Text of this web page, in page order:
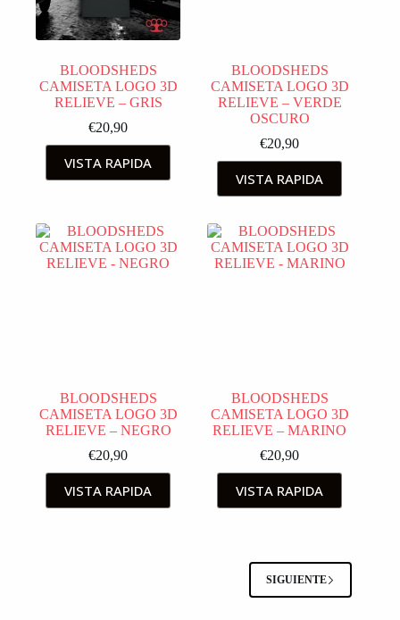
BLOODSHEDS
CAMISETA LOGO 3D
RELIEVE – GRIS
€20,90
VISTA RAPIDA
BLOODSHEDS
CAMISETA LOGO 3D
RELIEVE – VERDE
OSCURO
€20,90
VISTA RAPIDA
BLOODSHEDS
CAMISETA LOGO 3D
RELIEVE – NEGRO
€20,90
VISTA RAPIDA
BLOODSHEDS
CAMISETA LOGO 3D
RELIEVE – MARINO
€20,90
VISTA RAPIDA
SIGUIENTE